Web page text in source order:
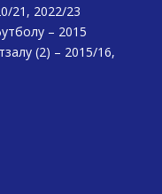
21, 2022/23
– 2015
(2) – 2015/16,